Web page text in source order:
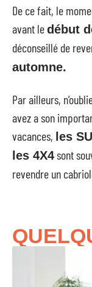
De ce fait, le
avant ledébut
déconseillé de
automne.
Par ailleurs,
avez a son
vacances, les
les 4X4sont
revendre un